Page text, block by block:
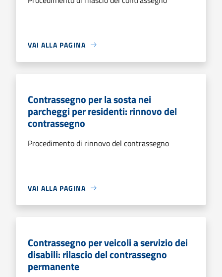
VAI ALLA PAGINA
Contrassegno per la sosta nei
parcheggi per residenti: rinnovo del
contrassegno
Procedimento di rinnovo del contrassegno
VAI ALLA PAGINA
Contrassegno per veicoli a servizio dei
disabili: rilascio del contrassegno
permanente